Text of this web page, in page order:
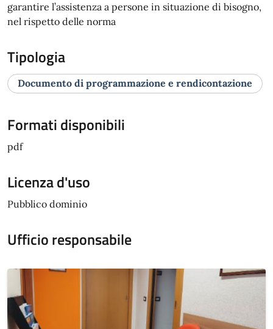
garantire l’assistenza a persone in situazione di bisogno,
nel rispetto delle norma
Tipologia
Documento di programmazione e rendicontazione
Formati disponibili
pdf
Licenza d'uso
Pubblico dominio
Ufficio responsabile